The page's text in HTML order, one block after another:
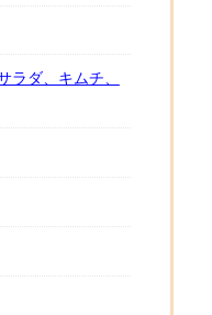
ラダ、キムチ、